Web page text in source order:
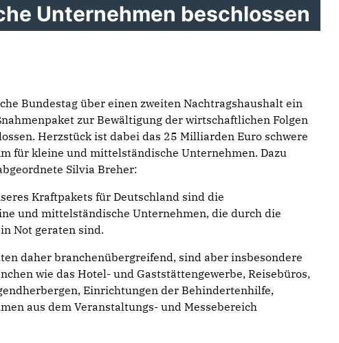
Unternehmen beschlossen
Bundestag über einen zweiten Nachtragshaushalt ein
zur Bewältigung der wirtschaftlichen Folgen
Herzstück ist dabei das 25 Milliarden Euro schwere
für kleine und mittelständische Unternehmen. Dazu
Silvia Breher:
Kraftpakets für Deutschland sind die
und mittelständische Unternehmen, die durch die
Not geraten sind.
daher branchenübergreifend, sind aber insbesondere
wie das Hotel- und Gaststättengewerbe, Reisebüros,
Einrichtungen der Behindertenhilfe,
aus dem Veranstaltungs- und Messebereich